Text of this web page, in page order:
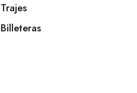
Trajes
Billeteras